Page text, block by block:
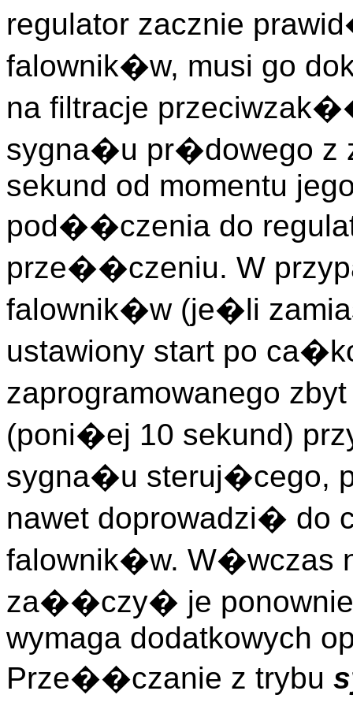
regulator zacznie
falownik�w, musi go
na filtracje
sygna�u pr�dowego z
sekund od momentu
pod��czenia do
prze��czeniu. W
falownik�w (je�li
ustawiony start po
zaprogramowanego
(poni�ej 10 sekund)
sygna�u steruj�cego,
nawet doprowadzi� do
falownik�w. W�wczas
za��czy� je
wymaga dodatkowych
Prze��czanie z trybu